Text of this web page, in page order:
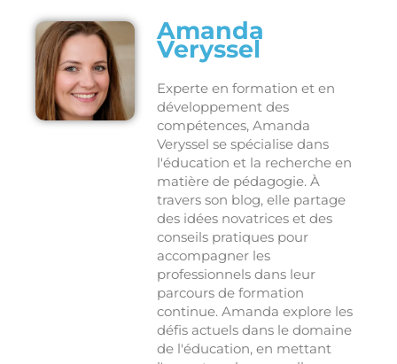
Amanda
Veryssel
Experte en formation et en
développement des
compétences, Amanda
Veryssel se spécialise dans
l'éducation et la recherche en
matière de pédagogie. À
travers son blog, elle partage
des idées novatrices et des
conseils pratiques pour
accompagner les
professionnels dans leur
parcours de formation
continue. Amanda explore les
défis actuels dans le domaine
de l'éducation, en mettant